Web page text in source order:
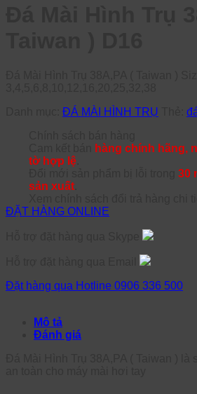
ĐÁ MÀI HÌNH TRỤ
hàng chính hãng,
tờ hợp lệ
30
sản xuất
ĐẶT HÀNG ONLINE
Đặt hàng qua Hotline 0906 336 500
Mô tả
Đánh giá